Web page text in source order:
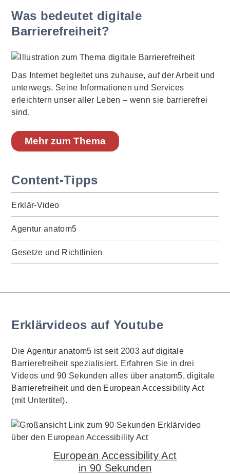
Was bedeutet digitale
Barrierefreiheit?
Das Internet begleitet uns zuhause, auf der Arbeit und
unterwegs. Seine Informationen und Services
erleichtern unser aller Leben – wenn sie barrierefrei
sind.
Mehr zum Thema
Content-Tipps
Erklär-Video
Agentur anatom5
Gesetze und Richtlinien
Erklärvideos auf Youtube
Die Agentur anatom5 ist seit 2003 auf digitale
Barrierefreiheit spezialisiert. Erfahren Sie in drei
Videos und 90 Sekunden alles über anatom5, digitale
Barrierefreiheit und den European Accessibility Act
(mit Untertitel).
European Accessibility Act
in 90 Sekunden